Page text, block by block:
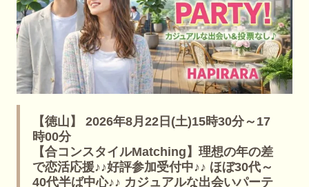
【徳山】 2026年8月22日(土)15時30分～17
時00分
【合コンスタイルMatching】理想の年の差
で恋活応援♪♪好評参加受付中♪♪ ほぼ30代～
40代半ば中心♪♪ カジュアルな出会いパーテ